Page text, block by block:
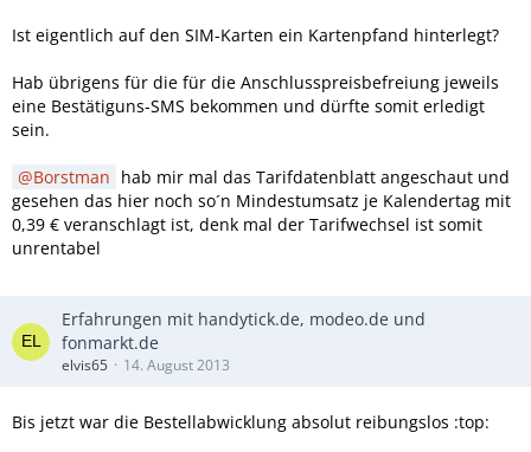
Ist eigentlich auf den SIM-Karten ein Kartenpfand hinterlegt?
Hab übrigens für die für die Anschlusspreisbefreiung jeweils
eine Bestätiguns-SMS bekommen und dürfte somit erledigt
sein.
Borstman hab mir mal das Tarifdatenblatt angeschaut und
gesehen das hier noch so´n Mindestumsatz je Kalendertag mit
0,39 € veranschlagt ist, denk mal der Tarifwechsel ist somit
unrentabel
Erfahrungen mit handytick.de, modeo.de und
fonmarkt.de
elvis65 14. August 2013
Bis jetzt war die Bestellabwicklung absolut reibungslos :top: